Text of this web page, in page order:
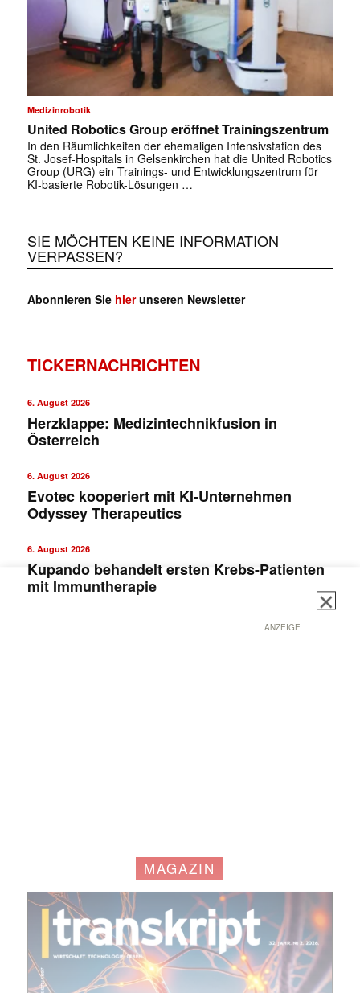
Medizinrobotik
United Robotics Group eröffnet Trainingszentrum
In den Räumlichkeiten der ehemaligen Intensivstation des
St. Josef-Hospitals in Gelsenkirchen hat die United Robotics
Group (URG) ein Trainings- und Entwicklungszentrum für
KI-basierte Robotik-Lösungen …
SIE MÖCHTEN KEINE INFORMATION
VERPASSEN?
Abonnieren Sie hierunseren Newsletter
TICKERNACHRICHTEN
6. August 2026
Herzklappe: Medizintechnikfusion in
Österreich
6. August 2026
Evotec kooperiert mit KI-Unternehmen
Odyssey Therapeutics
6. August 2026
Kupando behandelt ersten Krebs-Patienten
mit Immuntherapie
ANZEIGE
MAGAZIN